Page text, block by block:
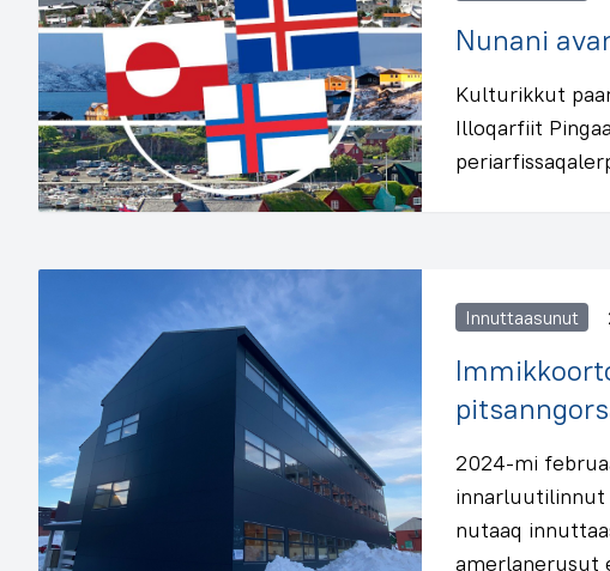
Nunani
Kulturikkut
Illoqarfiit
Innuttaasunut
2024-mi
innarluutilinnut
nutaaq
amerlanerusut